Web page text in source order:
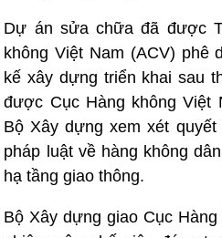
Dự án sửa chữa đã được
không Việt Nam (ACV) phê
kế xây dựng triển khai sau
được Cục Hàng không Việt
Bộ Xây dựng xem xét
pháp luật về hàng không
hạ tầng giao thông.
Bộ Xây dựng giao Cục